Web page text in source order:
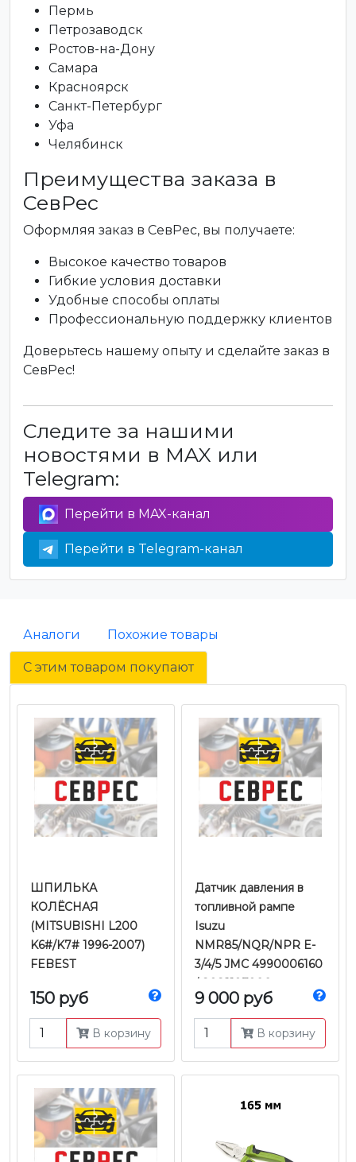
Пермь
Петрозаводск
Ростов-на-Дону
Самара
Красноярск
Санкт-Петербург
Уфа
Челябинск
Преимущества заказа в
СевРес
Оформляя заказ в СевРес, вы получаете:
Высокое качество товаров
Гибкие условия доставки
Удобные способы оплаты
Профессиональную поддержку клиентов
Доверьтесь нашему опыту и сделайте заказ в
СевРес!
Следите за нашими
новостями в MAX или
Telegram:
Перейти в MAX-канал
Перейти в Telegram-канал
Аналоги Похожие товары
С этим товаром покупают
ШПИЛЬКА
КОЛЁСНАЯ
(MITSUBISHI L200
K6#/K7# 1996-2007)
FEBEST
150 руб
В корзину
Датчик давления в
топливной рампе
Isuzu
NMR85/NQR/NPR E-
3/4/5 JMC 4990006160
/ 8981197900
9 000 руб
В корзину